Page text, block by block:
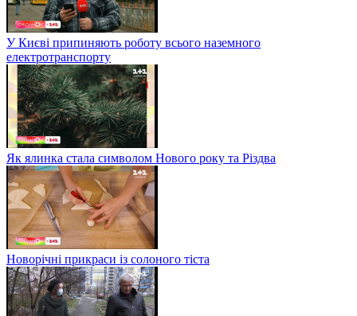
У Києві припиняють роботу всього наземного
електротранспорту
Як ялинка стала символом Нового року та Різдва
Новорічні прикраси із солоного тіста